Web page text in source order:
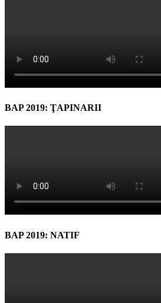
BAP 2019: ŢAPINARII
BAP 2019: NATIF